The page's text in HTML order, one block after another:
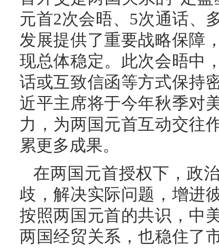
元首2次会晤、5次通话、
发展提供了重要战略保障
现总体稳定。此次会晤中
话或互致信函等方式保持
近平主席将于今年秋季对
力，为两国元首互动交往
累更多成果。
在两国元首授权下，政
歧，解决实际问题，增进
按照两国元首的共识，中
两国经贸关系，也稳住了